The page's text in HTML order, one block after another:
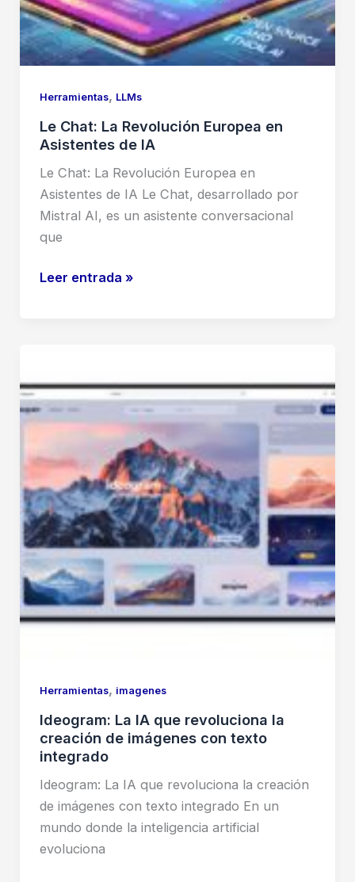
Herramientas, LLMs
Le Chat: La Revolución Europea en
Asistentes de IA
Le Chat: La Revolución Europea en
Asistentes de IA Le Chat, desarrollado por
Mistral AI, es un asistente conversacional
que
Le
en
Asistentes
de
Leer entrada »
Herramientas, imagenes
Ideogram: La IA que revoluciona la
creación de imágenes con texto
integrado
Ideogram: La IA que revoluciona la creación
de imágenes con texto integrado En un
mundo donde la inteligencia artificial
evoluciona